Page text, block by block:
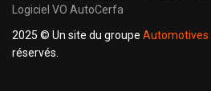
Logiciel VO AutoCerfa
2025 © Un site du groupe Automotives
réservés.